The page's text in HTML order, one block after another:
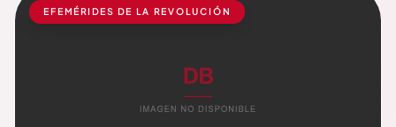
EFEMÉRIDES DE LA REVOLUCIÓN